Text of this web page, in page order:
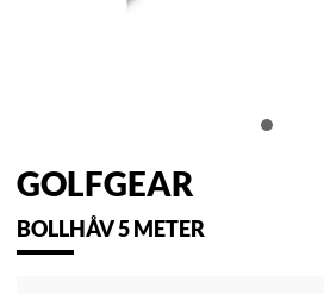
GOLFGEAR
BOLLHÅV 5 METER